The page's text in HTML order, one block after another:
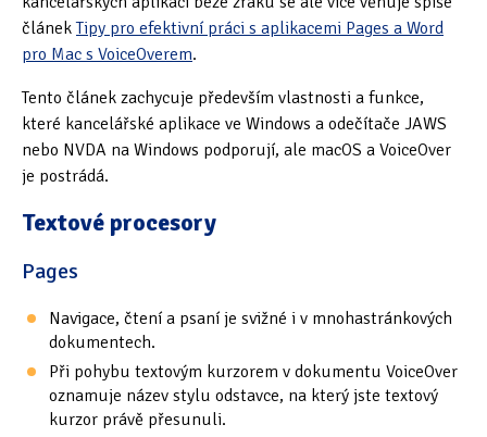
Pracuji sluchem(564)
Pracuji sluchem a hmatem
Pracuji zrakem(456)
Pracuji zrakem a sluchem(515)
Služby
(503)
Asistivní software
Běžný software(284)
Tipy & triky(17)
článekTipy pro efektivní práci s aplikacemi Pages a Word
pro Mac s VoiceOverem.
Tento článek zachycuje především vlastnosti a funkce,
které kancelářské aplikace ve Windows a odečítače JAWS
nebo NVDA na Windows podporují, ale macOS a VoiceOver
je postrádá.
Textové procesory
Pages
Navigace, čtení a psaní je svižné i v mnohastránkových
dokumentech.
Při pohybu textovým kurzorem v dokumentu VoiceOver
oznamuje název stylu odstavce, na který jste textový
kurzor právě přesunuli.